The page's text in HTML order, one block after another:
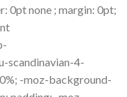
0pt none ; margin: 0pt;
scandinavian-4-
-moz-background-